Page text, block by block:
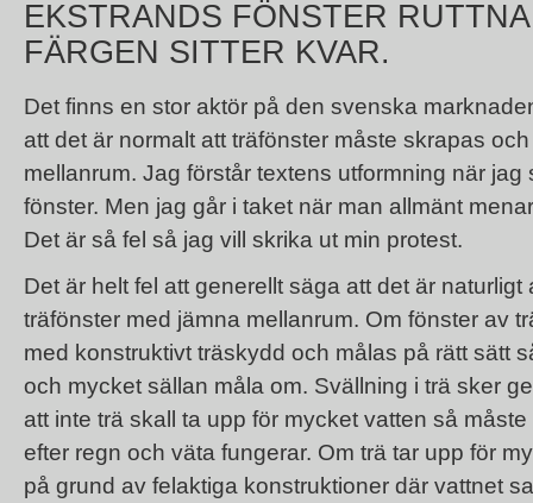
EKSTRANDS FÖNSTER
FÄRGEN SITTER KVAR.
Det finns en stor aktör på den svenska
att det är normalt att träfönster måste skrapas
mellanrum. Jag förstår textens utformning när
fönster. Men jag går i taket när man allmänt
Det är så fel så jag vill skrika ut min protest.
Det är helt fel att generellt säga att det är
träfönster med jämna mellanrum. Om fönster av
med konstruktivt träskydd och målas på rätt sätt
och mycket sällan måla om. Svällning i trä sker
att inte trä skall ta upp för mycket vatten så
efter regn och väta fungerar. Om trä tar upp för
på grund av felaktiga konstruktioner där vattnet